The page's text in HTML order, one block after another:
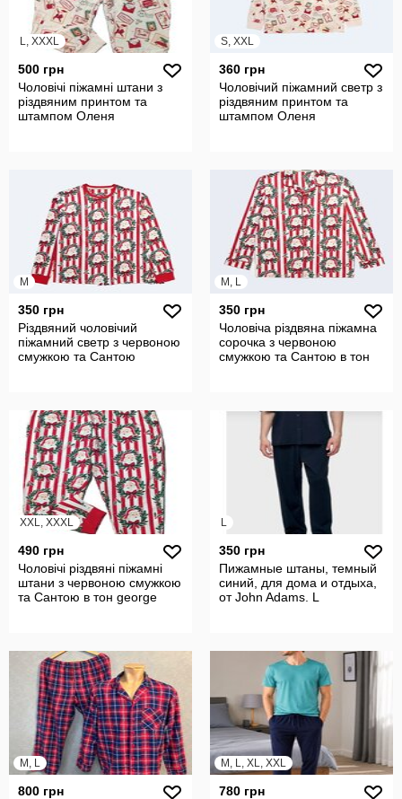
L, XXXL
500 грн
Чоловічі піжамні штани з
різдвяним принтом та
штампом Оленя
S, XXL
360 грн
Чоловічий піжамний светр з
різдвяним принтом та
штампом Оленя
M
350 грн
Різдвяний чоловічий
піжамний светр з червоною
смужкою та Сантою
M, L
350 грн
Чоловіча різдвяна піжамна
сорочка з червоною
смужкою та Сантою в тон
XXL, XXXL
490 грн
Чоловічі різдвяні піжамні
штани з червоною смужкою
та Сантою в тон george
L
350 грн
Пижамные штаны, темный
синий, для дома и отдыха,
от John Adams. L
M, L
800 грн
M, L, XL, XXL
780 грн